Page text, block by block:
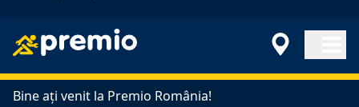
Bine ați venit la Premio România!